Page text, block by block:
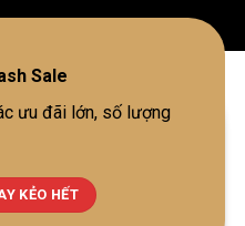
Sale
ưu đãi lớn, số lượng
KẺO HẾT